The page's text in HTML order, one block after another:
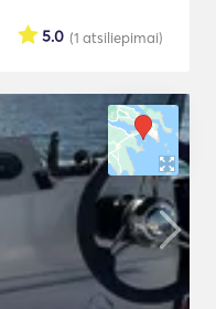
(1 atsiliepimai)
5.0